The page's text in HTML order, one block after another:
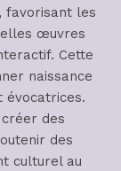
favorisant les
œuvres
Cette
naissance
évocatrices.
des
des
culturel au